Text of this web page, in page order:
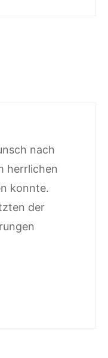
nach
herrlichen
konnte.
der